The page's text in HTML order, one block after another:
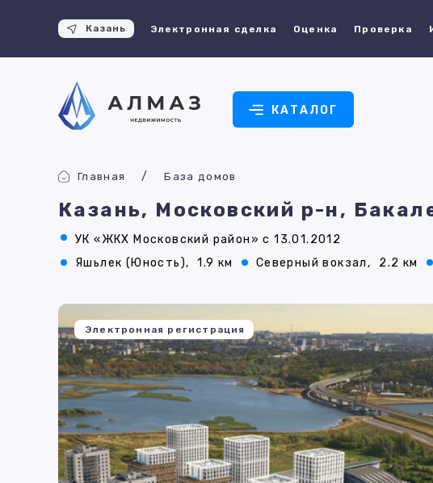
Казань Электронная сделка Оценка Проверка
КАТАЛОГ
Главная База домов
Казань, Московский р-н,
УК «ЖКХ Московский район» с 13.01.2012
Яшьлек (Юность), 1.9 км Северный вокзал, 2.2 км
Электронная регистрация